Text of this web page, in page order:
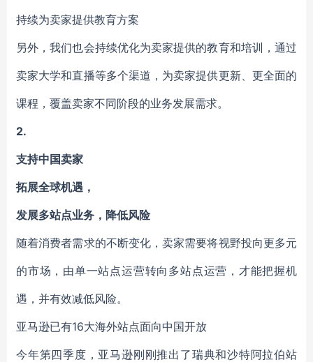
持续为卖家提供教育方案
另外，我们也会持续优化为卖家提供的教育和培训，通过
卖家大学和直播等多个渠道，为卖家提供更新、更全面的
课程，覆盖卖家不同阶段的业务发展需求。
2.
支持中国卖家
拓展全球机遇，
发展多站点业务，降低风险
随着消费者需求的不断变化，卖家需要将视野投向更多元
的市场，由单一站点运营转向多站点运营，才能把握机
遇，并有效减低风险。
亚马逊已有16大海外站点面向中国开放
今年第四季度，亚马逊刚刚推出了瑞典和沙特阿拉伯站